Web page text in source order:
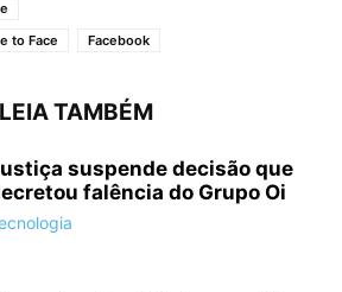
to Face Facebook
LEIA TAMBÉM
suspende decisão que
falência do Grupo Oi